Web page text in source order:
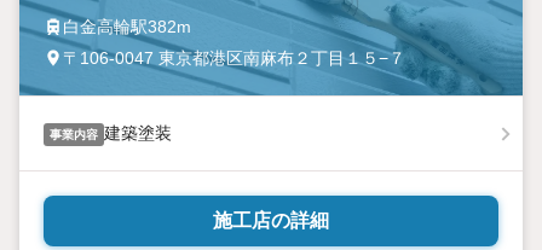
白金高輪駅382m
〒106-0047 東京都港区南麻布２丁目１５−７
事業内容 建築塗装
施工店の詳細